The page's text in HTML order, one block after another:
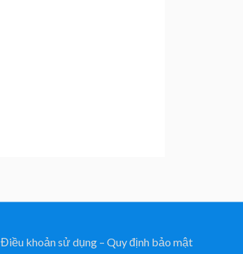
Điều khoản sử dụng – Quy định bảo mật